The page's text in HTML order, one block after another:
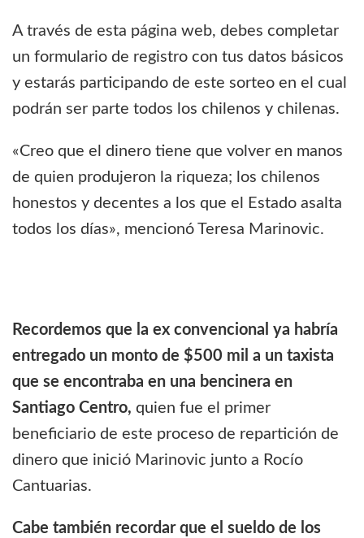
A través de esta página web, debes completar
un formulario de registro con tus datos básicos
y estarás participando de este sorteo en el cual
podrán ser parte todos los chilenos y chilenas.
«Creo que el dinero tiene que volver en manos
de quien produjeron la riqueza; los chilenos
honestos y decentes a los que el Estado asalta
todos los días», mencionó Teresa Marinovic.
Recordemos que la ex convencional ya habría
entregado un monto de $500 mil a un taxista
que se encontraba en una bencinera en
Santiago Centro, quien fue el primer
beneficiario de este proceso de repartición de
dinero que inició Marinovic junto a Rocío
Cantuarias.
Cabe también recordar que el sueldo de los